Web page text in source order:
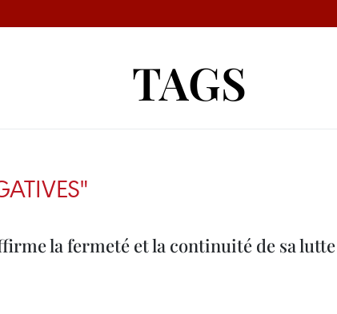
TAGS
la fermeté et la continuité de sa lutte